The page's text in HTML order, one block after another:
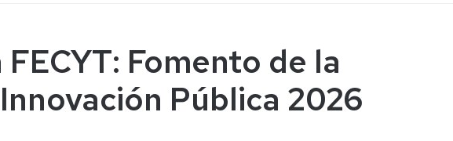
Convocatorias
UZ
financiados
Catálogo
la
oferta
Fomento de la
Pública 2026